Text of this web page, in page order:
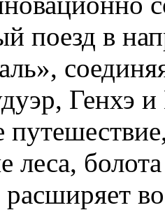
поезд в
Генхэ
леса,
расширяет